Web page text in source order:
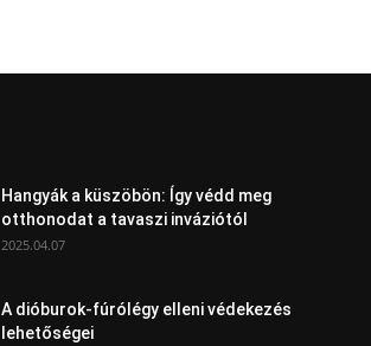
Hangyák a küszöbön: Így védd meg
otthonodat a tavaszi inváziótól
2025.04.07
A dióburok-fúrólégy elleni védekezés
lehetőségei